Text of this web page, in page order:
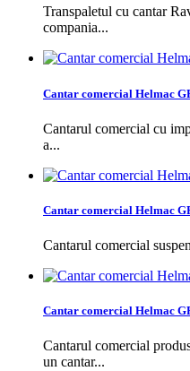
Transpaletul cu cantar
compania...
Cantar comercial Helmac
Cantarul comercial cu
a...
Cantar comercial Helmac
Cantarul comercial
Cantar comercial Helmac
Cantarul comercial
un cantar...